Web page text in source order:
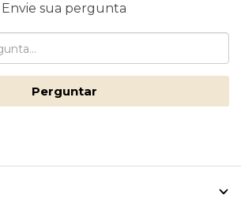
Envie sua pergunta
Perguntar